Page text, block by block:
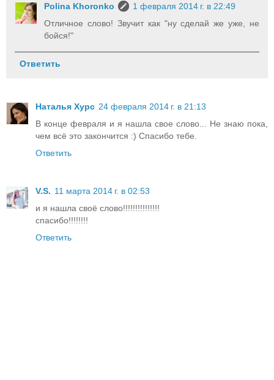
Polina Khoronko
1 февраля 2014 г. в 22:49
Отличное слово! Звучит как "ну сделай же уже, не
бойся!"
Ответить
Наталья Хурс 24 февраля 2014 г. в 21:13
В конце февраля и я нашла свое слово... Не знаю пока,
чем всё это закончится :) Спасибо тебе.
Ответить
V.S. 11 марта 2014 г. в 02:53
и я нашла своё слово!!!!!!!!!!!!!!!
спасибо!!!!!!!!
Ответить